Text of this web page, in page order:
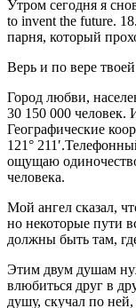
Утром сегодня я
to invent the future.
парня, который
Верь и по вере
Город любви,
30 150 000
Географические
121°
ощущаю
человека.
Мой ангел сказал,
но некоторые пути
должны быть там,
Этим двум душам
влюбиться друг в
душу, скучал по